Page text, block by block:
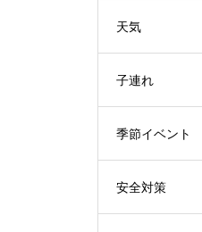
天気
子連れ
季節イベント
安全対策